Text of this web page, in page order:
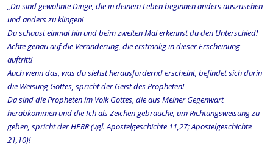
„Da sind gewohnte Dinge, die in deinem Leben beginnen anders auszusehen
und anders zu klingen!
Du schaust einmal hin und beim zweiten Mal erkennst du den Unterschied!
Achte genau auf die Veränderung, die erstmalig in dieser Erscheinung
auftritt!
Auch wenn das, was du siehst herausfordernd erscheint, befindet sich darin
die Weisung Gottes, spricht der Geist des Propheten!
Da sind die Propheten im Volk Gottes, die aus Meiner Gegenwart
herabkommen und die Ich als Zeichen gebrauche, um Richtungsweisung zu
geben, spricht der HERR (vgl. Apostelgeschichte 11,27; Apostelgeschichte
21,10)!